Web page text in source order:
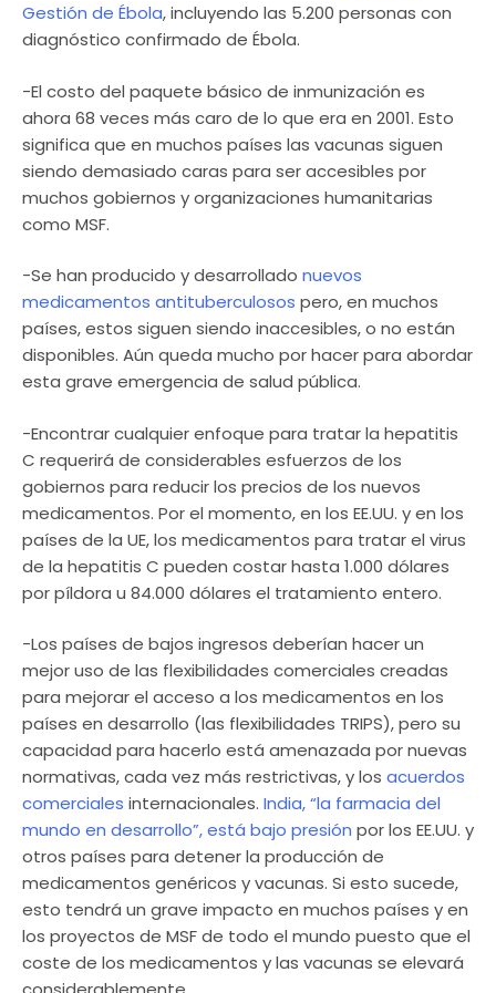
Gestión de Ébola, incluyendo las 5.200 personas con
diagnóstico confirmado de Ébola.
-El costo del paquete básico de inmunización es
ahora 68 veces más caro de lo que era en 2001. Esto
significa que en muchos países las vacunas siguen
siendo demasiado caras para ser accesibles por
muchos gobiernos y organizaciones humanitarias
como MSF.
-Se han producido y desarrollado nuevos
medicamentos antituberculosos pero, en muchos
países, estos siguen siendo inaccesibles, o no están
disponibles. Aún queda mucho por hacer para abordar
esta grave emergencia de salud pública.
-Encontrar cualquier enfoque para tratar la hepatitis
C requerirá de considerables esfuerzos de los
gobiernos para reducir los precios de los nuevos
medicamentos. Por el momento, en los EE.UU. y en los
países de la UE, los medicamentos para tratar el virus
de la hepatitis C pueden costar hasta 1.000 dólares
por píldora u 84.000 dólares el tratamiento entero.
-Los países de bajos ingresos deberían hacer un
mejor uso de las flexibilidades comerciales creadas
para mejorar el acceso a los medicamentos en los
países en desarrollo (las flexibilidades TRIPS), pero su
capacidad para hacerlo está amenazada por nuevas
normativas, cada vez más restrictivas, y los acuerdos
comerciales internacionales. India, “la farmacia del
mundo en desarrollo”, está bajo presión por los EE.UU. y
otros países para detener la producción de
medicamentos genéricos y vacunas. Si esto sucede,
esto tendrá un grave impacto en muchos países y en
los proyectos de MSF de todo el mundo puesto que el
coste de los medicamentos y las vacunas se elevará